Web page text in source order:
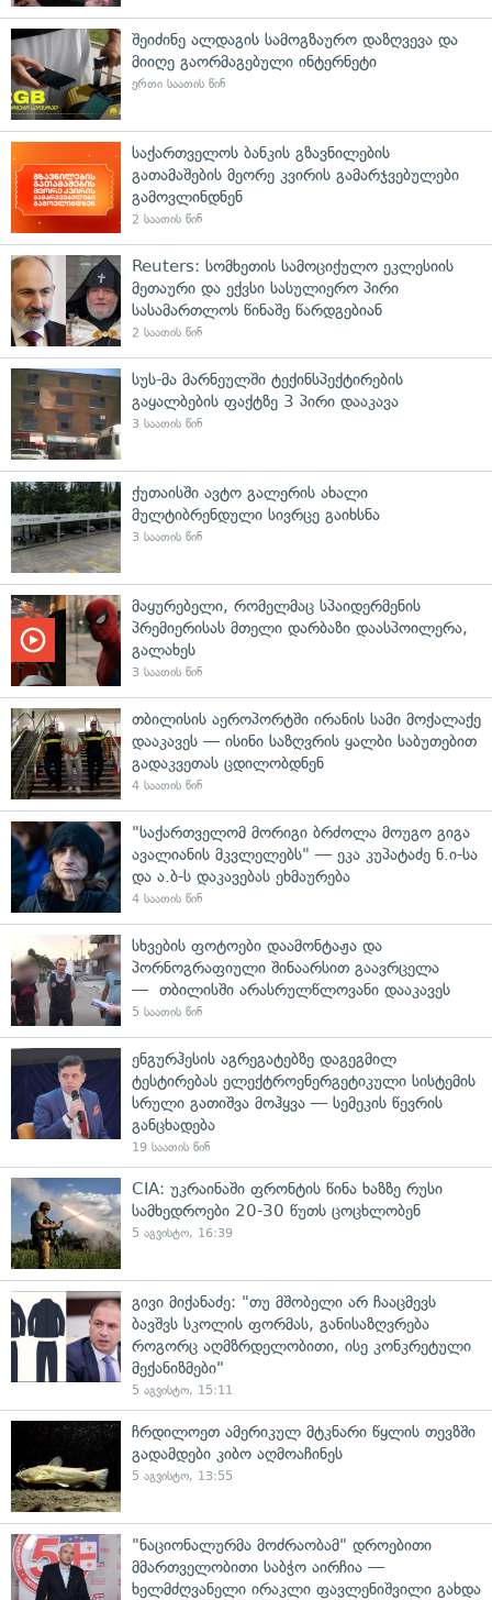
შეიძინე ალდაგის სამოგზაურო დაზღვევა და
მიიღე გაორმაგებული ინტერნეტი
ერთი საათის წინ
საქართველოს ბანკის გზავნილების
გათამაშების მეორე კვირის გამარჯვებულები
გამოვლინდნენ
2 საათის წინ
Reuters: სომხეთის სამოციქულო ეკლესიის
მეთაური და ექვსი სასულიერო პირი
სასამართლოს წინაშე წარდგებიან
2 საათის წინ
სუს-მა მარნეულში ტექინსპექტირების
გაყალბების ფაქტზე 3 პირი დააკავა
3 საათის წინ
ქუთაისში ავტო გალერის ახალი
მულტიბრენდული სივრცე გაიხსნა
3 საათის წინ
მაყურებელი, რომელმაც სპაიდერმენის
პრემიერისას მთელი დარბაზი დაასპოილერა,
გალახეს
3 საათის წინ
თბილისის აეროპორტში ირანის სამი მოქალაქე
დააკავეს — ისინი საზღვრის ყალბი საბუთებით
გადაკვეთას ცდილობდნენ
4 საათის წინ
"საქართველომ მორიგი ბრძოლა მოუგო გიგა
ავალიანის მკვლელებს" — ეკა კუპატაძე ნ.ი-სა
და ა.ბ-ს დაკავებას ეხმაურება
4 საათის წინ
სხვების ფოტოები დაამონტაჟა და
პორნოგრაფიული შინაარსით გაავრცელა
— თბილისში არასრულწლოვანი დააკავეს
5 საათის წინ
ენგურჰესის აგრეგატებზე დაგეგმილ
ტესტირებას ელექტროენერგეტიკული სისტემის
სრული გათიშვა მოჰყვა — სემეკის წევრის
განცხადება
19 საათის წინ
CIA: უკრაინაში ფრონტის წინა ხაზზე რუსი
სამხედროები 20-30 წუთს ცოცხლობენ
5 აგვისტო, 16:39
გივი მიქანაძე: "თუ მშობელი არ ჩააცმევს
ბავშვს სკოლის ფორმას, განისაზღვრება
როგორც აღმზრდელობითი, ისე კონკრეტული
მექანიზმები"
5 აგვისტო, 15:11
ჩრდილოეთ ამერიკულ მტკნარი წყლის თევზში
გადამდები კიბო აღმოაჩინეს
5 აგვისტო, 13:55
"ნაციონალურმა მოძრაობამ" დროებითი
მმართველობითი საბჭო აირჩია —
ხელმძღვანელი ირაკლი ფავლენიშვილი გახდა